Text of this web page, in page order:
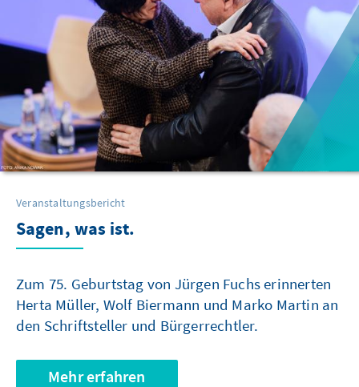
Veranstaltungsbericht
Sagen, was ist.
Zum 75. Geburtstag von Jürgen Fuchs erinnerten
Herta Müller, Wolf Biermann und Marko Martin an
den Schriftsteller und Bürgerrechtler.
Mehr erfahren